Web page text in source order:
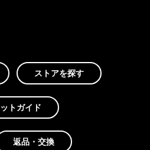
ストアを探す
トガイド
返品・交換